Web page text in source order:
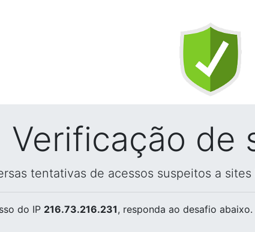
Verificação de
tentativas de acessos suspeitos a
do IP 216.73.216.231, responda ao desafio abaixo.